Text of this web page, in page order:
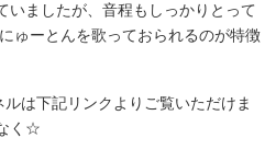
いましたが、音程もしっかりとって
ゅーとんを歌っておられるのが特徴
は下記リンクよりご覧いただけま
く☆